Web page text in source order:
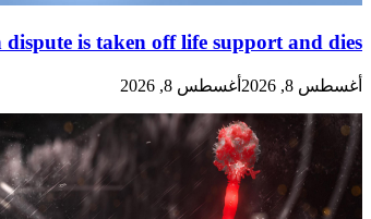
is taken off life support and dies
أغسطس 8, 2026 أغسطس 8, 2026